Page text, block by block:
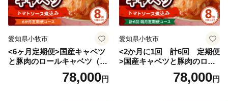
愛知県小牧市
<6ヶ月定期便>国産キャベツ
と豚肉のロールキャベツ（4P
78,000円
愛知県小牧市
<2か月に1回 計6回 定期便
>国産キャベツと豚肉のロー
ルキャベツ（4P入り）
78,000円